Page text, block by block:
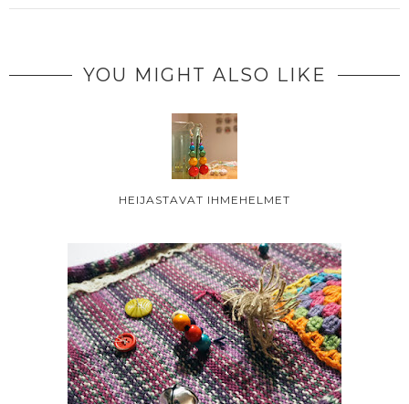
YOU MIGHT ALSO LIKE
HEIJASTAVAT IHMEHELMET